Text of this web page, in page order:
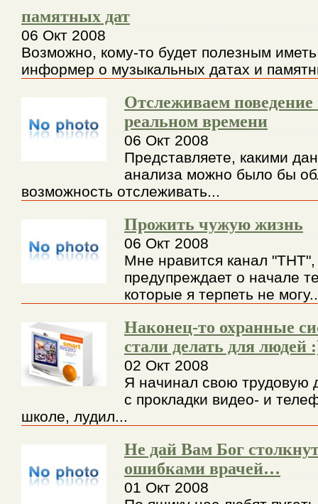
памятных дат
06 Окт 2008
Возможно, кому-то будет полезным
информер о музыкальных датах и
Отслеживаем поведение
реальном времени
06 Окт 2008
Представляете, какими
анализа можно было бы
возможность отслеживать...
Прожить чужую жизнь
06 Окт 2008
Мне нравится канал
предупреждает о начале
которые я терпеть не
Наконец-то охранные
стали делать для людей
02 Окт 2008
Я начинал свою трудовую
с прокладки видео- и
школе, лудил...
Не дай Вам Бог
ошибками врачей…
01 Окт 2008